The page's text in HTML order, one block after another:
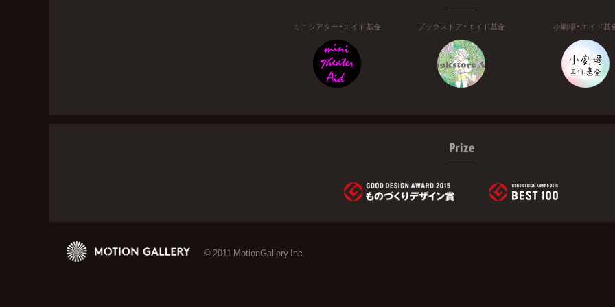
ミニシアター・エイド基金 ブックストア・エイド基金 小劇場・エイド基
Prize
© 2011 MotionGallery Inc.